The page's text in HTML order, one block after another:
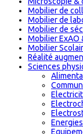
Mobilier de
Mobilier de
Mobilier de
Mobilier ExAO
Mobilier
Réalité
Sciences